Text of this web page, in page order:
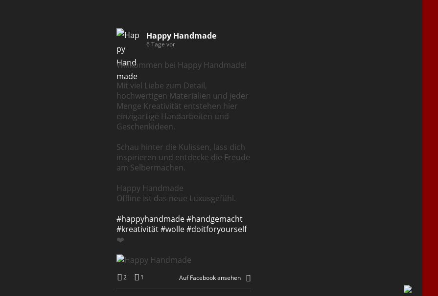
Happy Handmade
6 Tage vor
Willkommen bei Happy Handmade!
Mit viel Liebe zum Detail,
hochwertigen Materialien und jeder
Menge Kreativität entstehen hier
einzigartige Handarbeiten und
Geschenkideen.
Schau hinter die Kulissen, lass dich
inspirieren und entdecke die Freude
am Selbermachen.
Happy Handmade
Offline ist das neue Luxusgefühl.
#happyhandmade#handgemacht
#kreativität#wolle#doitforyourself
❤️
2 1 Auf Facebook ansehen